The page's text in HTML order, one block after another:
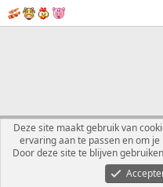
Nederlands
Contact
Voorwaarden en regels
Community platform by XenForo ® ©
Deze site maakt gebruik van
ervaring aan te passen en om
Door deze site te blijven